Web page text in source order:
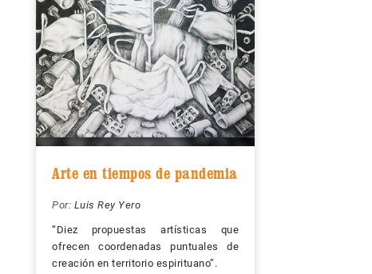
Arte en tiempos de pandemia
Por: Luis Rey Yero
“Diez propuestas artísticas que
ofrecen coordenadas puntuales de
creación en territorio espirituano”.